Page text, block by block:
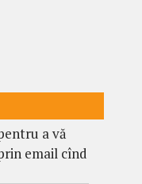
a vă
email cînd